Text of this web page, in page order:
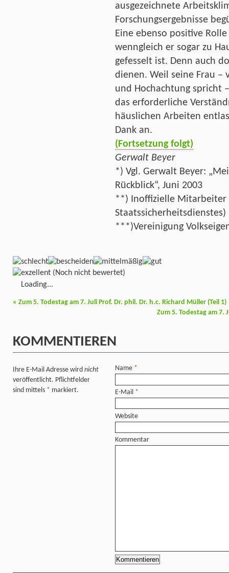
ausgezeichnete
Forschungsergebnisse
Eine ebenso positive
wenngleich er sogar zu
gefesselt ist. Denn auch
dienen. Weil seine Frau –
und Hochachtung spricht
das erforderliche
häuslichen Arbeiten
Dank an.
(Fortsetzung folgt)
Gerwalt Beyer
*) Vgl. Gerwalt Beyer:
Rückblick“, Juni 2003
**) Inoffizielle Mitarbeiter
Staatssicherheitsdienstes)
***)Vereinigung
(Noch nicht bewertet)
Loading...
« Zum 5. Todestag am 7. Juli Prof. Dr. phil. Dr. h.c. Richard Müller (Teil 1)
Zum 5. Todestag am 7.
KOMMENTIEREN
Ihre E-Mail Adresse wird nicht
veröffentlicht. Pflichtfelder
sind mittels * markiert.
Name *
E-Mail *
Website
Kommentar